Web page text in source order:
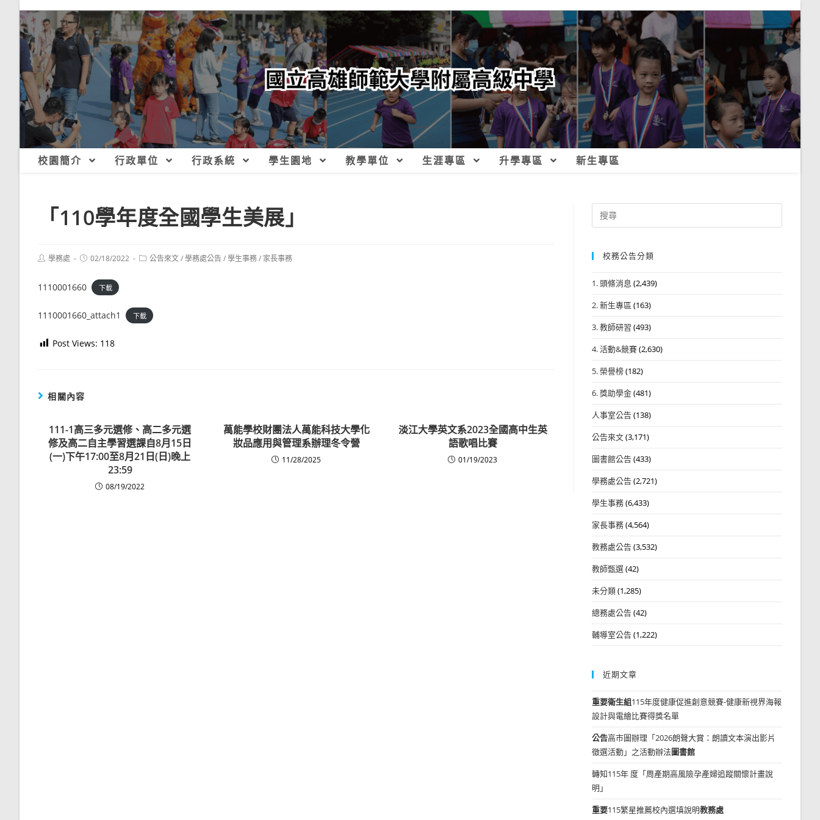
校園簡介 行政單位 行政系統 學生園地 教學單位 生涯專區 升學專區 新生專區
「110學年度全國學生美展」
Post學務處
Post02/18/2022
Post公告來文/學務處公告/學生事務/ 家長事務
1110001660 下載
1110001660_attach1 下載
Post Views: 118
相關內容
111-1高三多元選修、高二多元選
修及高二自主學習選課自8月15日
(一)下午17:00至8月21日(日)晚上
23:59
08/19/2022
萬能學校財團法人萬能科技大學化
妝品應用與管理系辦理冬令營
11/28/2025
淡江大學英文系2023全國高中生英
語歌唱比賽
01/19/2023
Search
for:
校務公告分類
1. 頭條消息 (2,439)
2. 新生專區 (163)
3. 教師研習 (493)
4. 活動&競賽(2,630)
5. 榮譽榜(182)
6. 獎助學金(481)
人事室公告(138)
公告來文(3,171)
圖書館公告(433)
學務處公告(2,721)
學生事務(6,433)
家長事務(4,564)
教務處公告(3,532)
教師甄選(42)
未分類(1,285)
總務處公告(42)
輔導室公告(1,222)
近期文章
重要衛生組115年度健康促進創意競賽-健康新視界海報
設計與電繪比賽得獎名單
公告高市圖辦理「2026朗聲大賞：朗讀文本演出影片
徵選活動」之活動辦法圖書館
轉知115年 度「周產期高風險孕產婦追蹤關懷計畫說
明」
重要115繁星推薦校內選填說明教務處